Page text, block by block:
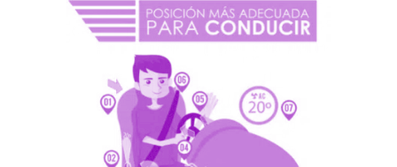
Reposacabezas: Debe situarse a la altura de las
apoyar el centro de la cabeza, para prevenir
cervicales en caso de accidente.
Cinturón de seguridad
cinta superior sobre la clavícula y el pecho, y la
bien ajustada en la pelvis.
Climatización: Mantener una temperatura
idealmente en torno a los 20 grados, ayuda a